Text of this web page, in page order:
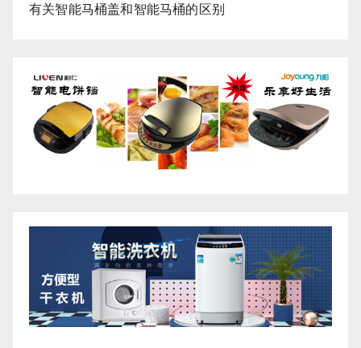
有关智能马桶盖和智能马桶的区别